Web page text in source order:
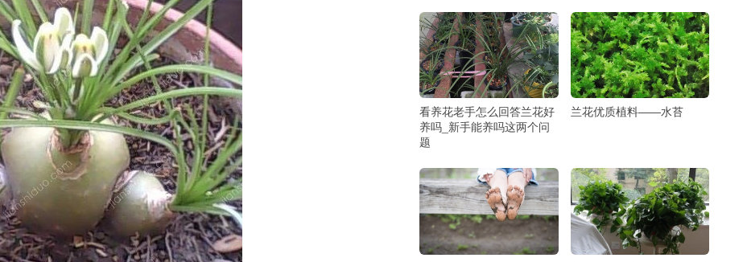
看养花老手怎么回答兰花好
养吗_新手能养吗这两个问
题
兰花优质植料――水苔